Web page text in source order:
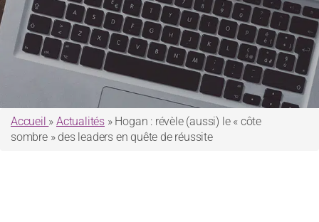
Accueil »Actualités » Hogan : révèle (aussi) le « côte
sombre » des leaders en quête de réussite